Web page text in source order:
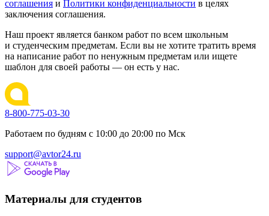
соглашения и Политики конфиденциальности в целях
заключения соглашения.
Наш проект является банком работ по всем школьным
и студенческим предметам. Если вы не хотите тратить время
на написание работ по ненужным предметам или ищете
шаблон для своей работы — он есть у нас.
8-800-775-03-30
Работаем по будням с 10:00 до 20:00 по Мск
support@avtor24.ru
Материалы для студентов